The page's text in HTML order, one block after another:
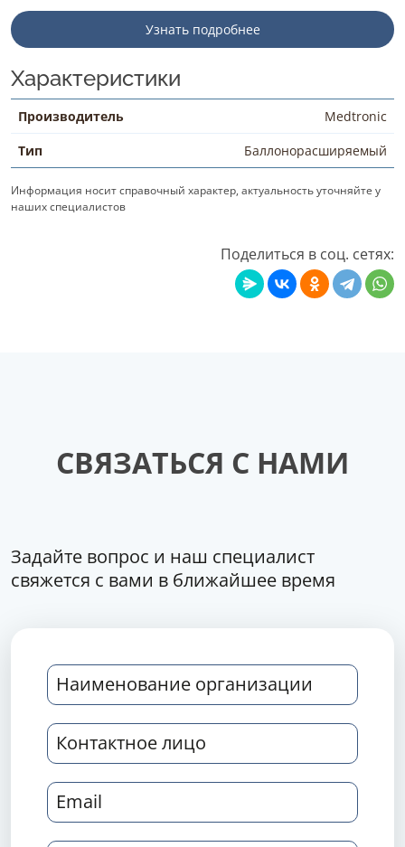
Узнать подробнее
Характеристики
Производитель
Medtronic
Тип
Баллонорасширяемый
Информация носит справочный характер, актуальность уточняйте у
наших специалистов
Поделиться в соц. сетях:
СВЯЗАТЬСЯ С НАМИ
Задайте вопрос и наш специалист
свяжется с вами в ближайшее время